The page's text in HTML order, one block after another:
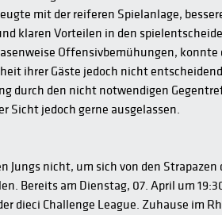
mit der reiferen Spielanlage,
klaren Vorteilen in den
Offensivbemühungen,
ihrer Gäste jedoch nicht
durch den nicht notwendigen
Sicht jedoch gerne ausgelassen.
Jungs nicht, um sich von den Strapazen
Bereits am Dienstag, 07. April um
dieci Challenge League. Zuhause im